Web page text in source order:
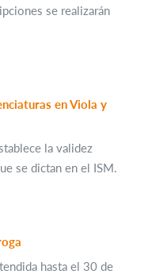
se realizarán
en Viola y
la validez
se dictan en el ISM.
hasta el 30 de